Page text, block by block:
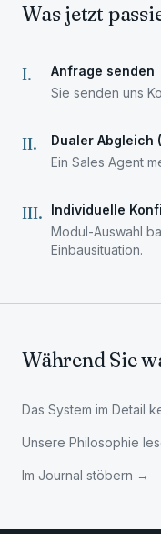
Was jetzt
I.
Anfrage senden
Sie senden uns
II.
Dualer Abgleich
Ein Sales Agent
III.
Individuelle
Modul-Auswahl
Einbausituation.
Während Sie
Das System im Detail
Unsere Philosophie
Im Journal stöbern →